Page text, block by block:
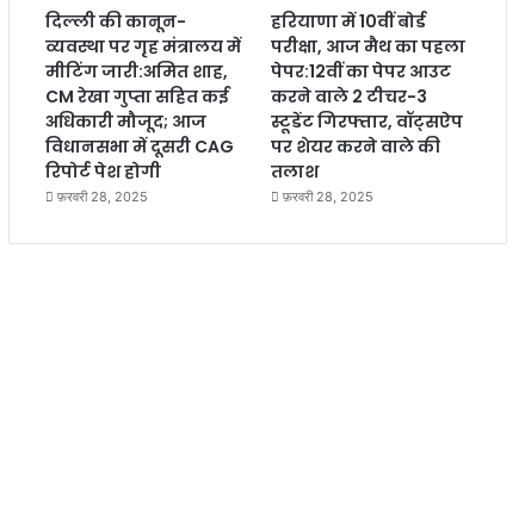
दिल्ली की कानून-
व्यवस्था पर गृह मंत्रालय में
मीटिंग जारी:अमित शाह,
CM रेखा गुप्ता सहित कई
अधिकारी मौजूद; आज
विधानसभा में दूसरी CAG
रिपोर्ट पेश होगी
फ़रवरी 28, 2025
हरियाणा में 10वीं बोर्ड
परीक्षा, आज मैथ का पहला
पेपर:12वीं का पेपर आउट
करने वाले 2 टीचर-3
स्टूडेंट गिरफ्तार, वॉट्सऐप
पर शेयर करने वाले की
तलाश
फ़रवरी 28, 2025